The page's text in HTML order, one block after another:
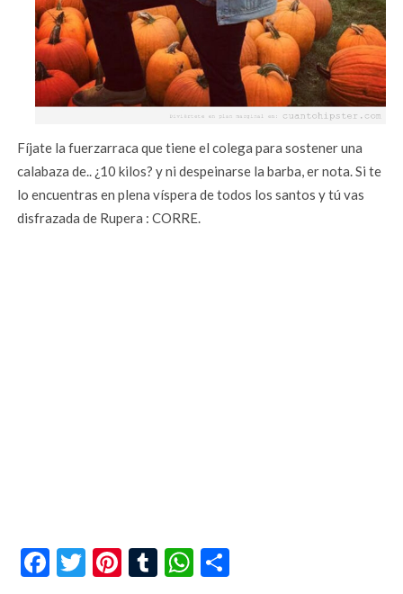
Fíjate la fuerzarraca que tiene el colega para sostener una
calabaza de.. ¿10 kilos? y ni despeinarse la barba, er nota. Si te
lo encuentras en plena víspera de todos los santos y tú vas
disfrazada de Rupera : CORRE.
Facebook
Twitter
Pinterest
TumblrWhatsApp